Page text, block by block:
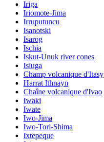
Iriga
Iriomote-Jima
Irruputuncu
Isanotski
Isarog
Ischia
Iskut-Unuk river cones
Isluga
Champ volcanique d'Itasy
Harrat Ithnayn
Chaîne volcanique d'Ivao
Iwaki
Iwate
Iwo-Jima
Iwo-Tori-Shima
Ixtepeque